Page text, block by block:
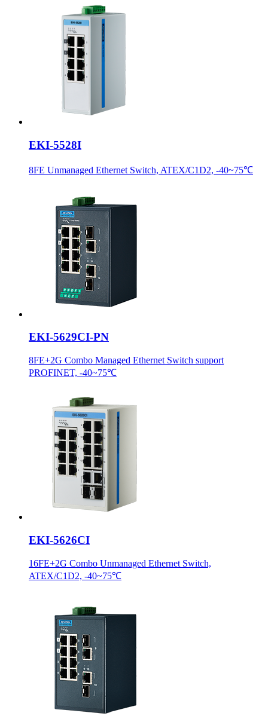
EKI-5528I
8FE Unmanaged Ethernet Switch, ATEX/C1D2, -40~75℃
EKI-5629CI-PN
8FE+2G Combo Managed Ethernet Switch support
PROFINET, -40~75℃
EKI-5626CI
16FE+2G Combo Unmanaged Ethernet Switch,
ATEX/C1D2, -40~75℃